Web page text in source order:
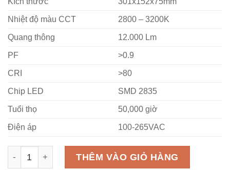
Nhiệt độ màu CCT 2800 – 3200K
Quang thông 12.000 Lm
PF >0.9
CRI >80
Chip LED SMD 2835
Tuổi thọ 50,000 giờ
Điện áp 100-265VAC
Đèn LED Street Light MPE 100W LST3-100V Vàng số
THÊM VÀO GIỎ HÀNG